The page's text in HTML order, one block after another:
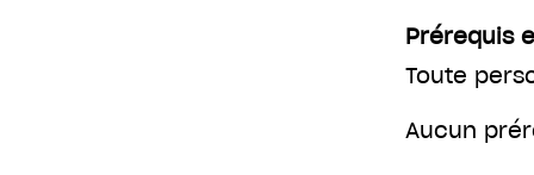
Prérequis
Toute
Aucun